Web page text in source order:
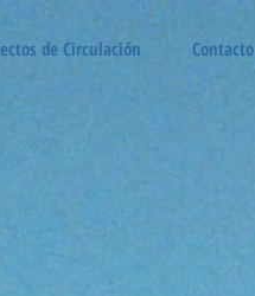
de Circulación Contacto